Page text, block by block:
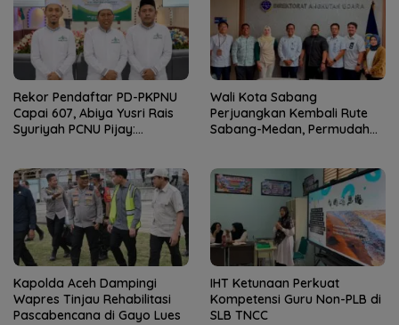
Rekor Pendaftar PD-PKPNU
Capai 607, Abiya Yusri Rais
Syuriyah PCNU Pijay:
Wali Kota Sabang
Perjuangkan Kembali Rute
Sabang-Medan, Permudah
Kapolda Aceh Dampingi
Wapres Tinjau Rehabilitasi
Pascabencana di Gayo Lues
IHT Ketunaan Perkuat
Kompetensi Guru Non-PLB di
SLB TNCC